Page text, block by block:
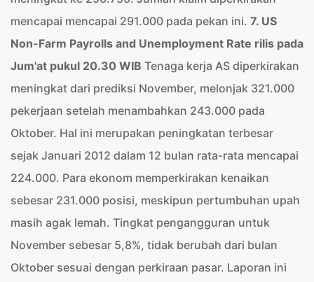
mencapai mencapai 291.000 pada pekan ini. 7. US
Non-Farm Payrolls and Unemployment Rate rilis pada
Jum'at pukul 20.30 WIB Tenaga kerja AS diperkirakan
meningkat dari prediksi November, melonjak 321.000
pekerjaan setelah menambahkan 243.000 pada
Oktober. Hal ini merupakan peningkatan terbesar
sejak Januari 2012 dalam 12 bulan rata-rata mencapai
224.000. Para ekonom memperkirakan kenaikan
sebesar 231.000 posisi, meskipun pertumbuhan upah
masih agak lemah. Tingkat pengangguran untuk
November sebesar 5,8%, tidak berubah dari bulan
Oktober sesuai dengan perkiraan pasar. Laporan ini